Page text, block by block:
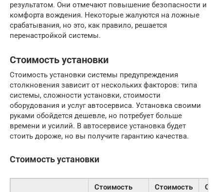
результатом. Они отмечают повышение безопасности и
комфорта вождения. Некоторые жалуются на ложные
срабатывания, но это, как правило, решается
перенастройкой системы.
Стоимость установки
Стоимость установки системы предупреждения
столкновения зависит от нескольких факторов: типа
системы, сложности установки, стоимости
оборудования и услуг автосервиса. Установка своими
руками обойдется дешевле, но потребует больше
времени и усилий. В автосервисе установка будет
стоить дороже, но вы получите гарантию качества.
Стоимость установки
Стоимость
Стоимость